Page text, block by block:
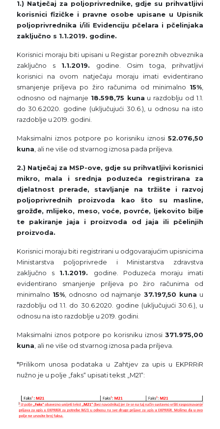
1.) Natječaj za poljoprivrednike, gdje su prihvatljivi
korisnici fizičke i pravne osobe upisane u Upisnik
poljoprivrednika i/ili Evidenciju pčelara i pčelinjaka
zaključno s 1.1.2019. godine.
Korisnici moraju biti upisani u Registar poreznih obveznika
zaključno s 1.1.2019. godine. Osim toga, prihvatljivi
korisnici na ovom natječaju moraju imati evidentirano
smanjenje priljeva po žiro računima od minimalno 15%,
odnosno od najmanje 18.598,75 kuna u razdoblju od 1.1.
do 30.6.2020. godine (uključujući 30.6.), u odnosu na isto
razdoblje u 2019. godini.
Maksimalni iznos potpore po korisniku iznosi52.076,50
kuna, ali ne više od stvarnog iznosa pada priljeva.
2.) Natječaj za MSP-ove, gdje su prihvatljivi korisnici
mikro, mala i srednja poduzeća registrirana za
djelatnost prerade, stavljanje na tržište i razvoj
poljoprivrednih proizvoda kao što su masline,
grožđe, mlijeko, meso, voće, povrće, ljekovito bilje
te pakiranje jaja i proizvoda od jaja ili pčelinjih
proizvoda.
Korisnici moraju biti registrirani u odgovarajućim upisnicima
Ministarstva poljoprivrede i Ministarstva zdravstva
zaključno s 1.1.2019. godine. Poduzeća moraju imati
evidentirano smanjenje priljeva po žiro računima od
minimalno 15%, odnosno od najmanje 37.197,50 kuna u
razdoblju od 1.1. do 30.6.2020. godine (uključujući 30.6.), u
odnosu na isto razdoblje u 2019. godini.
Maksimalni iznos potpore po korisniku iznosi371.975,00
kuna, ali ne više od stvarnog iznosa pada priljeva.
*Prilikom unosa podataka u Zahtjev za upis u EKPRRiR
nužno je u polje „faks“ upisati tekst „M21“: